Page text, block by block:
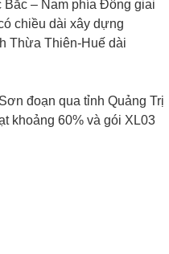
– Nam phía Đông giai
chiều dài xây dựng
Thừa Thiên-Huế dài
đoạn qua tỉnh Quảng Trị
khoảng 60% và gói XL03